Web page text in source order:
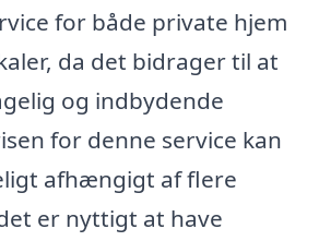
for både private hjem
da det bidrager til at
og indbydende
for denne service kan
afhængigt af flere
er nyttigt at have